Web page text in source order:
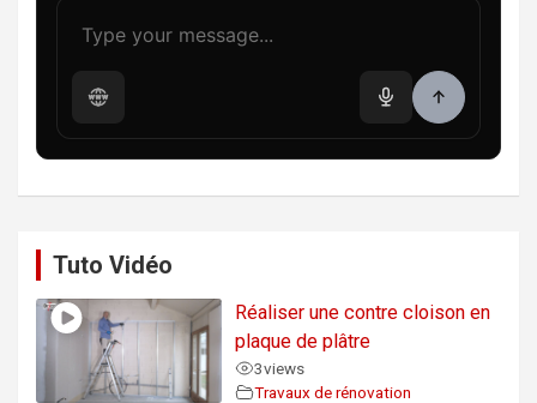
Tuto Vidéo
Réaliser une contre cloison en
plaque de plâtre
3views
Travaux de rénovation